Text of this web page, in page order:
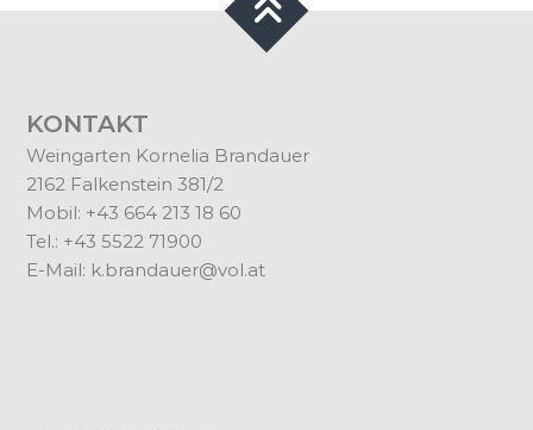
KONTAKT
Weingarten Kornelia Brandauer
2162 Falkenstein 381/2
Mobil: +43 664 213 18 60
Tel.: +43 5522 71900
E-Mail: k.brandauer@vol.at